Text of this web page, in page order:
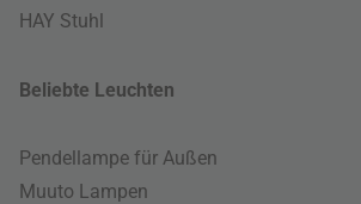
HAY Stuhl
Beliebte Leuchten
Pendellampe für Außen
Muuto Lampen